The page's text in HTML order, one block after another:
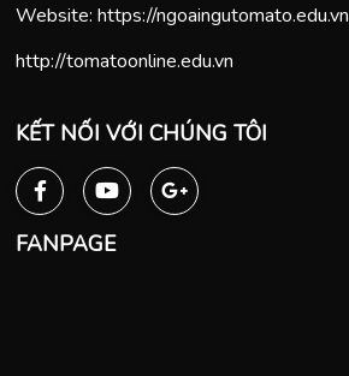
Website: https://ngoaingutomato.edu.vn
http://tomatoonline.edu.vn
KẾT NỐI VỚI CHÚNG TÔI
FANPAGE